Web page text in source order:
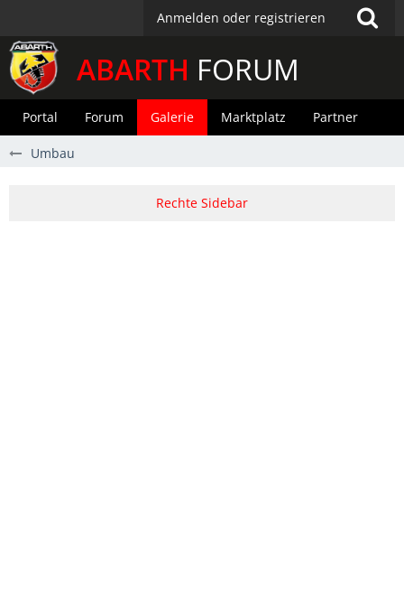
Anmelden oder registrieren
ABARTH FORUM
Portal Forum Galerie Marktplatz Partner
Umbau